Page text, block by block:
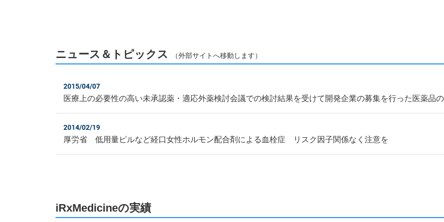
ニュース＆トピックス （外部サイトへ移動します）
2015/04/07
医療上の必要性の高い未承認薬・適応外薬検討会議での検討結果を受けて開発企業の募集を行った医薬品
2014/02/19
厚労省 低用量ピルなど経口女性ホルモン配合剤による血栓症 リスク因子関係なく注意を
iRxMedicineの実績